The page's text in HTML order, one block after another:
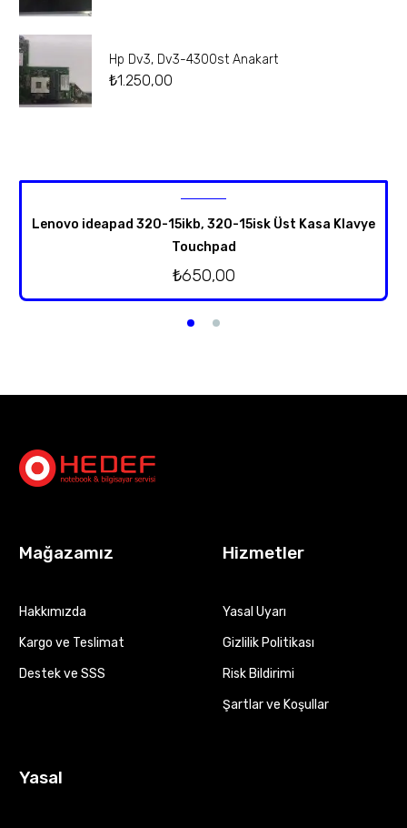
Hp Dv3, Dv3-4300st Anakart
₺1.250,00
Lenovo ideapad 320-15ikb, 320-15isk Üst Kasa Klavye
Touchpad
₺650,00
Mağazamız
Hakkımızda
Kargo ve Teslimat
Destek ve SSS
Hizmetler
Yasal Uyarı
Gizlilik Politikası
Risk Bildirimi
Şartlar ve Koşullar
Yasal